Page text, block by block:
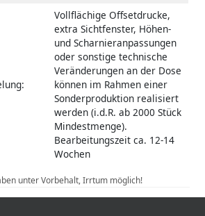
Vollflächige Offsetdrucke,
extra Sichtfenster, Höhen-
und Scharnieranpassungen
oder sonstige technische
Veränderungen an der Dose
können im Rahmen einer
Sonderproduktion realisiert
werden (i.d.R. ab 2000 Stück
Mindestmenge).
Bearbeitungszeit ca. 12-14
Wochen
unter Vorbehalt, Irrtum möglich!